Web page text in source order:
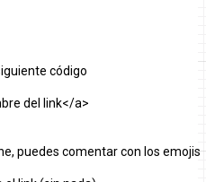
código
del link</a>
puedes comentar con los emojis